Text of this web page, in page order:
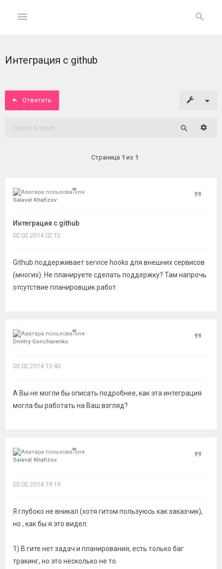
ГЛАВНАЯ
главную
ответов
темы
Интеграция с github
Ответить
Страница 1 из 1
Salavat Khafizov
Интеграция с github
Цитата
02.02.2014 02:12
Github поддерживает service hooks для внешних сервисов
(многих). Не планируете сделать поддержку? Там напрочь
отсутствие планировщик работ.
Dmitry Goncharenko
Цитата
03.02.2014 13:40
А Вы не могли бы описать подробнее, как эта интеграция
могла бы работать на Ваш взгляд?
Salavat Khafizov
Цитата
03.02.2014 19:19
Я глубоко не вникал (хотя гитом пользуюсь как заказчик),
но , как бы я это видел:
1) В гите нет задач и планирования, есть только баг
тракинг, но это несколько не то.